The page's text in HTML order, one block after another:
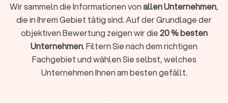
Selbstständig, freiberuflich tätig sind oder ein
Unternehmen führen
Einkünfte aus Vermietung, Kapitalvermögen oder anderen
Einkunftsarten haben
Komplexe steuerliche Sachverhalte vorliegen wie
Auslandseinkünfte, Erbschaften oder Beteiligungen
Wir sammeln die Informationen vonallen Unternehmen,
die in Ihrem Gebiet tätig sind. Auf der Grundlage der
objektiven Bewertung zeigen wir die20 % besten
Unternehmen. Filtern Sie nach dem richtigen
Fachgebiet und wählen Sie selbst, welches
Unternehmen Ihnen am besten gefällt.